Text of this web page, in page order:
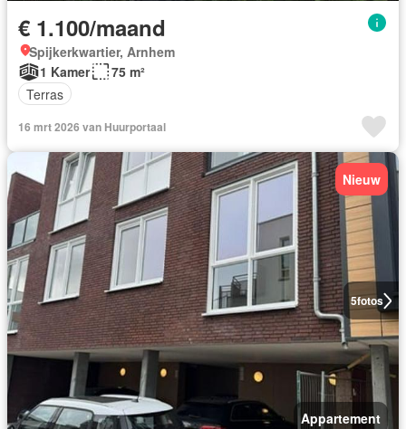
€ 1.100/maand
Spijkerkwartier, Arnhem
1 Kamer
75 m²
Terras
16 mrt 2026 van Huurportaal
5fotos
Nieuw
Appartement